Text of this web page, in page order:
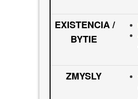
EXISTENCIA /
BYTIE
ZMYSLY